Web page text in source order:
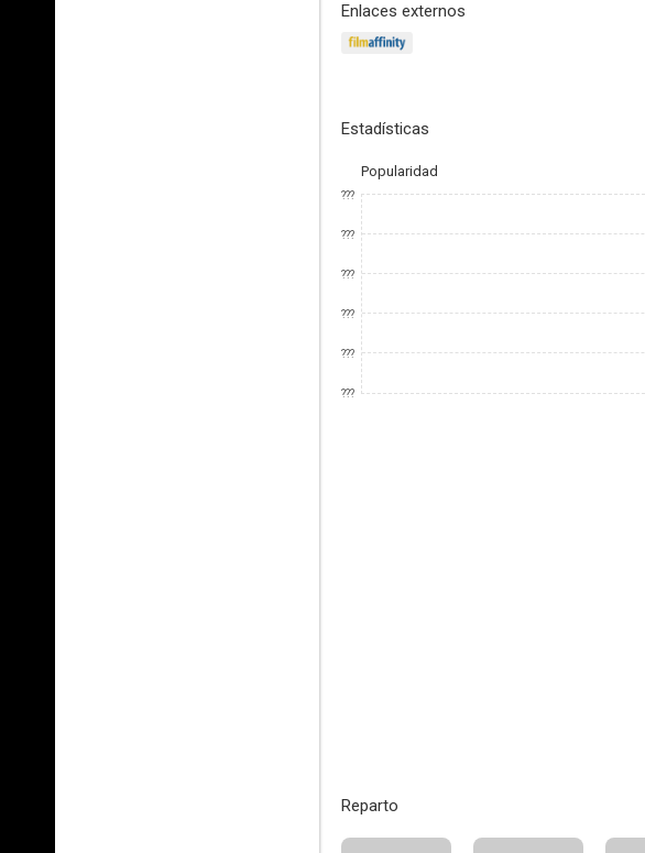
Enlaces externos
Estadísticas
Popularidad
???
???
???
???
???
???
Reparto